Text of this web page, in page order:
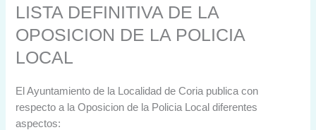
LISTA DEFINITIVA DE LA
OPOSICION DE LA POLICIA
LOCAL
El Ayuntamiento de la Localidad de Coria publica con
respecto a la Oposicion de la Policia Local diferentes
aspectos: